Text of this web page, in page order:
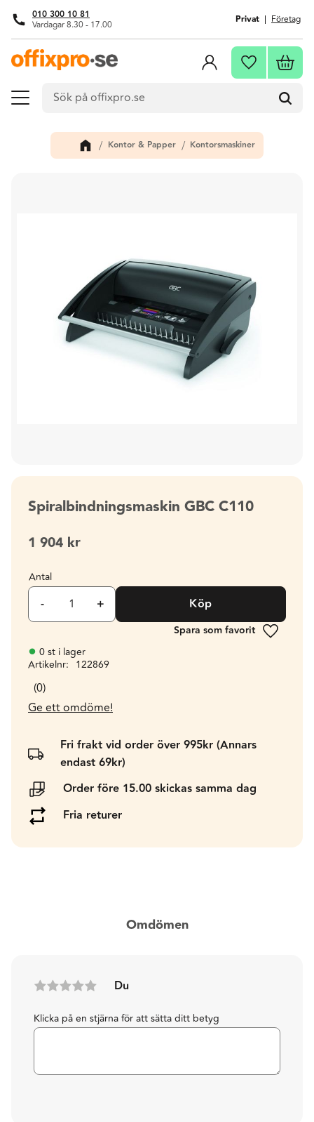
Meny
010 300 10 81
Vardagar 8.30 - 17.00 Privat Företag
Favoriter
Kontor & Papper Kontorsmaskiner
Spiralbindningsmaskin GBC C110
1 904 kr
Antal
+
- Köp
Lägg till
0 st i lager
Artikelnr
122869
0
Ge ett omdöme!
Fri frakt vid order över 995kr (Annars
endast 69kr)
Order före 15.00 skickas samma dag
Fria returer
Omdömen
Du
Klicka på en stjärna för att sätta ditt betyg